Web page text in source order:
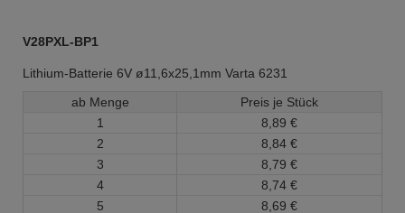
V28PXL-BP1
Lithium-Batterie 6V ø11,6x25,1mm Varta 6231
ab Menge
Preis je Stück
1
8, 89 €
2
8, 84 €
3
8, 79 €
4
8, 74 €
5
8, 69 €